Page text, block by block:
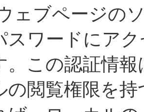
ェブページの
スワードにア
。この認証情
の閲覧権限を